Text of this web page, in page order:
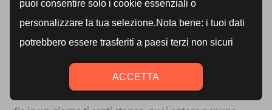
tipo di allenamento più adatto a te e al tuo stato fisico
del momento.
Non sei vincolato ai programmi generici di una
palestra o alle preferenze di untrainer